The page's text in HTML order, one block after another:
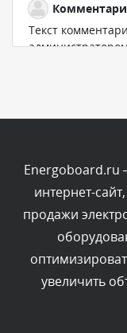
Текст
Текст
Текст
Energoboard.ru
интернет-
продажи
увеличить